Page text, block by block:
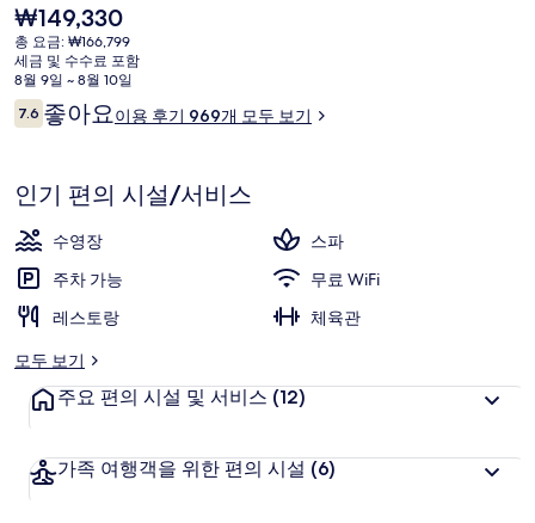
리
Garden에서는 점심 및 저녁 식사를 제공합니다. 기타 편의 시설과 서
비스로는 4 개의 바/라운지, 무료 키즈 클럽, 헬스클럽 등이 마련되어
있습니다.
현
재
가
격
은
₩149,330
₩149,330
총 요금: ₩166,799
세금 및 수수료 포함
8월 9일 ~ 8월 10일
이
용
기
7.610점 만점 중 7.6점.
좋아요이용 후기 969개 모두 보기
인기 편의 시설/서비스
수영장
스파
주차 가능
무료 WiFi
레스토랑
체육관
모두 보기
주요 편의 시설 및 서비스 (12)
가족 여행객을 위한 편의 시설 (6)